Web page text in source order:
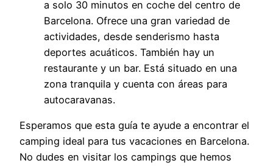
a solo 30 minutos en coche del centro de
Barcelona. Ofrece una gran variedad de
actividades, desde senderismo hasta
deportes acuáticos. También hay un
restaurante y un bar. Está situado en una
zona tranquila y cuenta con áreas para
autocaravanas.
Esperamos que esta guía te ayude a encontrar el
camping ideal para tus vacaciones en Barcelona.
No dudes en visitar los campings que hemos